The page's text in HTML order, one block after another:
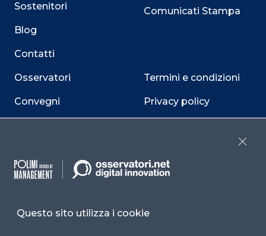
Sostenitori
Blog
Contatti
Osservatori
Convegni
Comunicati Stampa
Termini e condizioni
Privacy policy
Dichiarazione di
Cookie Center
Questo sito utilizza i cookie